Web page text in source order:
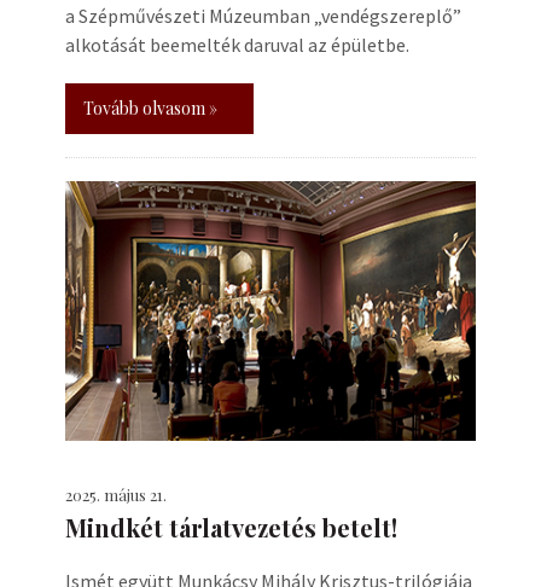
a Szépművészeti Múzeumban „vendégszereplő”
alkotását beemelték daruval az épületbe.
Tovább olvasom »
2025. május 21.
Mindkét tárlatvezetés betelt!
Ismét együtt Munkácsy Mihály Krisztus-trilógiája